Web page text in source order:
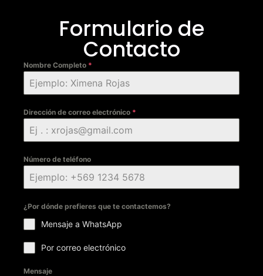
Formulario de
Contacto
Nombre Completo *
Dirección de correo electrónico *
Número de teléfono
¿Por dónde prefieres que te contactemos?
Mensaje a WhatsApp
Por correo electrónico
Mensaje